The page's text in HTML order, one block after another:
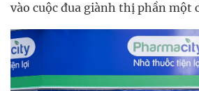
vào cuộc đua giành thị phần một